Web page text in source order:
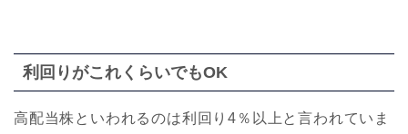
利回りがこれくらいでもOK
高配当株といわれるのは利回り4％以上と言われていま